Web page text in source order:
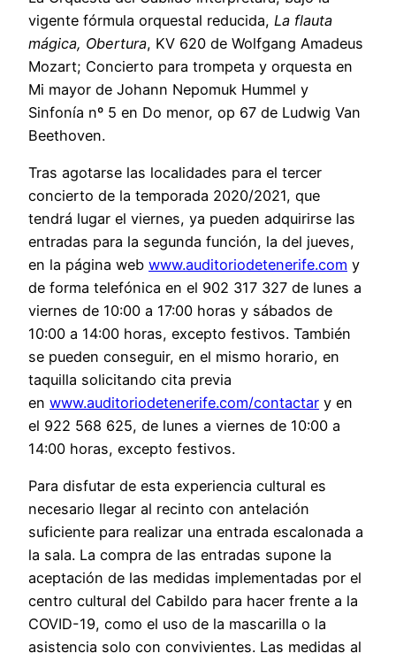
vigente fórmula orquestal reducida, La flauta
mágica, Obertura, KV 620 de Wolfgang Amadeus
Mozart; Concierto para trompeta y orquesta en
Mi mayor de Johann Nepomuk Hummel y
Sinfonía nº 5 en Do menor, op 67 de Ludwig Van
Beethoven.
Tras agotarse las localidades para el tercer
concierto de la temporada 2020/2021, que
tendrá lugar el viernes, ya pueden adquirirse las
entradas para la segunda función, la del jueves,
en la página web www.auditoriodetenerife.com y
de forma telefónica en el 902 317 327 de lunes a
viernes de 10:00 a 17:00 horas y sábados de
10:00 a 14:00 horas, excepto festivos. También
se pueden conseguir, en el mismo horario, en
taquilla solicitando cita previa
en www.auditoriodetenerife.com/contactar y en
el 922 568 625, de lunes a viernes de 10:00 a
14:00 horas, excepto festivos.
Para disfutar de esta experiencia cultural es
necesario llegar al recinto con antelación
suficiente para realizar una entrada escalonada a
la sala. La compra de las entradas supone la
aceptación de las medidas implementadas por el
centro cultural del Cabildo para hacer frente a la
COVID-19, como el uso de la mascarilla o la
asistencia solo con convivientes. Las medidas al